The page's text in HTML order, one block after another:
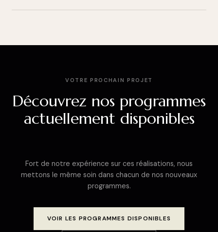
VOTRE PROCHAIN PROJET
Découvrez nos programmes
actuellement disponibles
Fort de notre expérience sur ces réalisations, nous
mettons le même soin dans chacun de nos nouveaux
programmes.
VOIR LES PROGRAMMES DISPONIBLES